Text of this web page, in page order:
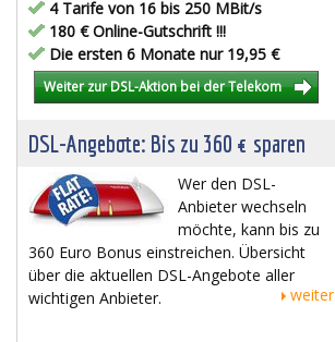
4 Tarife von 16 bis 250 MBit/s
180 € Online-Gutschrift !!!
Die ersten 6 Monate nur 19,95 €
Weiter zur DSL-Aktion bei der Telekom
DSL-Angebote: Bis zu 360 € sparen
Wer den DSL-
Anbieter wechseln
möchte, kann bis zu
360 Euro Bonus einstreichen. Übersicht
über die aktuellen DSL-Angebote aller
wichtigen Anbieter.
weiter